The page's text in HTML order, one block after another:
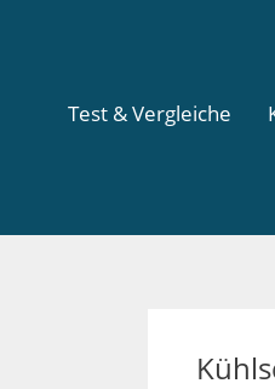
Test & Vergleiche